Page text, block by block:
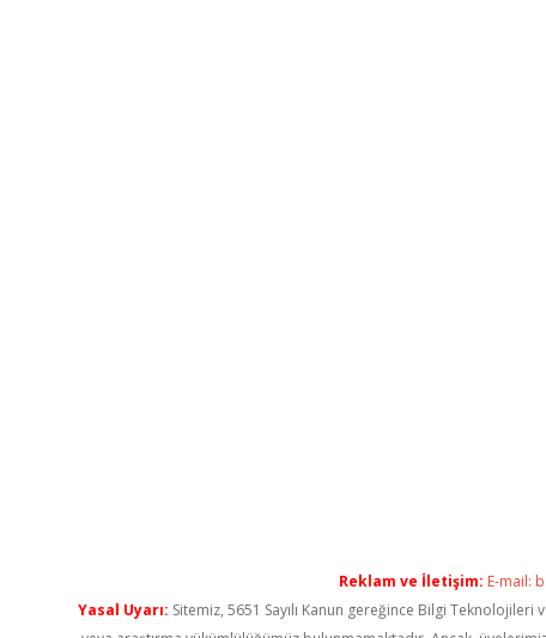
Reklam ve İletişim: E-mail:
Yasal Uyarı: Sitemiz, 5651 Sayılı Kanun gereğince Bilgi